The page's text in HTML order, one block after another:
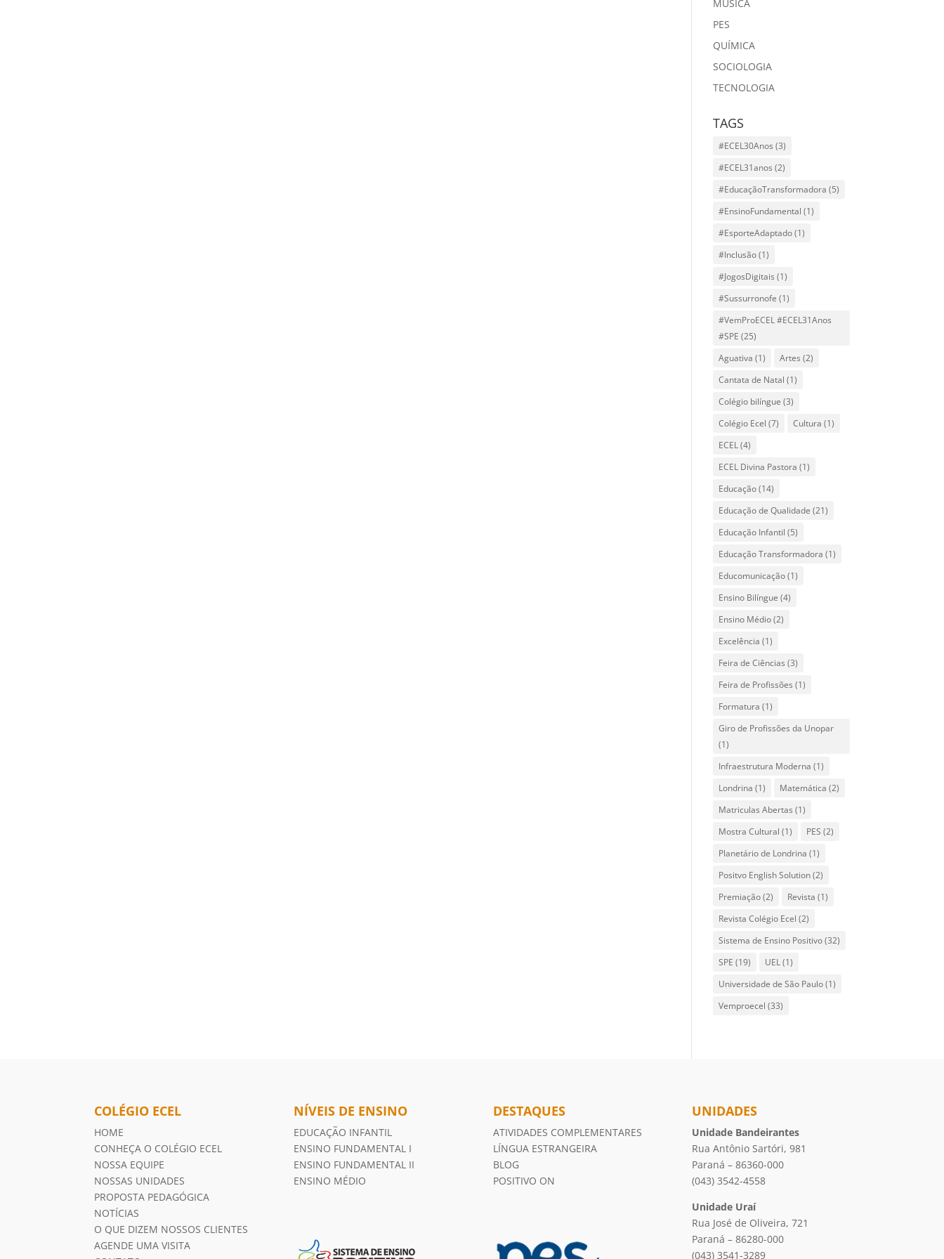
MÙSICA
PES
QUÍMICA
SOCIOLOGIA
TECNOLOGIA
TAGS
#ECEL30Anos (3)
#ECEL31anos (2)
#EducaçãoTransformadora (5)
#EnsinoFundamental (1)
#EsporteAdaptado(1)
#Inclusão(1)
#JogosDigitais (1)
#Sussurronofe (1)
#VemProECEL #ECEL31Anos
#SPE (25)
Aguativa (1) Artes (2)
Cantata de Natal (1)
Colégio bilíngue (3)
Colégio Ecel (7) Cultura (1)
ECEL(4)
ECEL Divina Pastora (1)
Educação(14)
Educação de Qualidade (21)
Educação Infantil (5)
Educação Transformadora (1)
Educomunicação(1)
Ensino Bilíngue (4)
Ensino Médio(2)
Excelência (1)
Feira de Ciências (3)
Feira de Profissões (1)
Formatura (1)
Giro de Profissões da Unopar
(1)
Infraestrutura Moderna (1)
Londrina (1) Matemática (2)
Matriculas Abertas (1)
Mostra Cultural (1) PES (2)
Planetário de Londrina (1)
Positvo English Solution(2)
Premiação(2) Revista (1)
Revista Colégio Ecel (2)
Sistema de Ensino Positivo(32)
SPE (19) UEL(1)
Universidade de São Paulo(1)
Vemproecel (33)
COLÉGIO ECEL
HOME
CONHEÇA O COLÉGIO ECEL
NOSSA EQUIPE
NOSSAS UNIDADES
PROPOSTA PEDAGÓGICA
NOTÍCIAS
O QUE DIZEM NOSSOS CLIENTES
AGENDE UMA VISITA
NÍVEIS DE ENSINO
EDUCAÇÃO INFANTIL
ENSINO FUNDAMENTAL I
ENSINO FUNDAMENTAL II
ENSINO MÉDIO
DESTAQUES
ATIVIDADES COMPLEMENTARES
LÍNGUA ESTRANGEIRA
BLOG
POSITIVO ON
UNIDADES
Unidade Bandeirantes
Rua Antônio Sartóri, 981
Paraná – 86360-000
(043) 3542-4558
Unidade Uraí
Rua José de Oliveira, 721
Paraná – 86280-000
(043) 3541-3289